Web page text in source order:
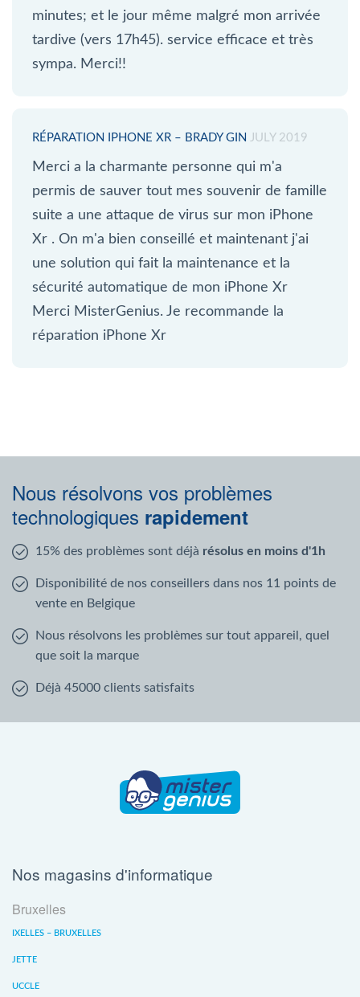
minutes; et le jour même malgré mon arrivée
tardive (vers 17h45). service efficace et très
sympa. Merci!!
RÉPARATION IPHONE XR – BRADY GIN JULY 2019
Merci a la charmante personne qui m'a
permis de sauver tout mes souvenir de famille
suite a une attaque de virus sur mon iPhone
Xr . On m'a bien conseillé et maintenant j'ai
une solution qui fait la maintenance et la
sécurité automatique de mon iPhone Xr
Merci MisterGenius. Je recommande la
réparation iPhone Xr
Nous résolvons vos problèmes
technologiques rapidement
15% des problèmes sont déjà résolus en moins d'1h
Disponibilité de nos conseillers dans nos 11 points de
vente en Belgique
Nous résolvons les problèmes sur tout appareil, quel
que soit la marque
Déjà 45000 clients satisfaits
Nos magasins d'informatique
Bruxelles
IXELLES – BRUXELLES
JETTE
UCCLE